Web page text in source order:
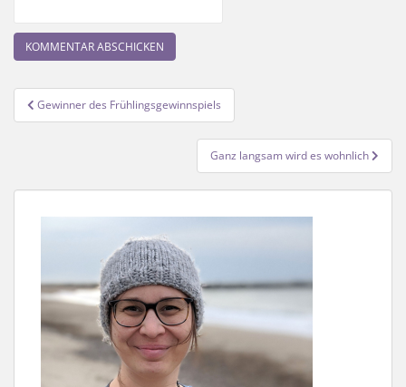
Beitragsnavigation
Gewinner des Frühlingsgewinnspiels
Ganz langsam wird es wohnlich